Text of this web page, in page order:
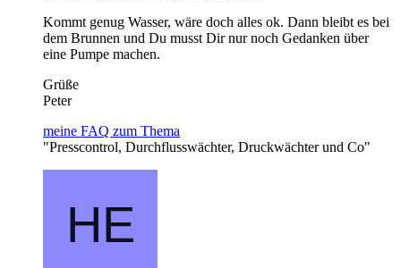
Kommt genug Wasser, wäre doch alles ok. Dann bleibt es bei
dem Brunnen und Du musst Dir nur noch Gedanken über
eine Pumpe machen.
Grüße
Peter
meine FAQ zum Thema
"Presscontrol, Durchflusswächter, Druckwächter und Co"